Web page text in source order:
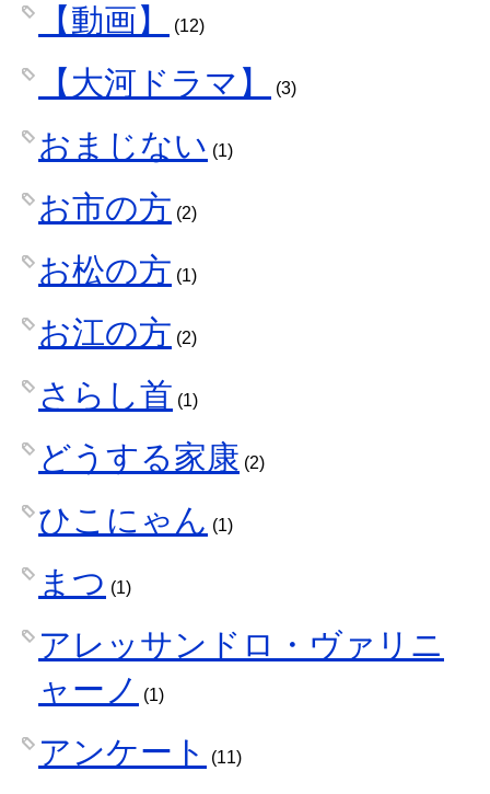
【動画】 (12)
【大河ドラマ】 (3)
おまじない (1)
お市の方 (2)
お松の方 (1)
お江の方 (2)
さらし首 (1)
どうする家康 (2)
ひこにゃん (1)
まつ (1)
アレッサンドロ・ヴァリニ
ャーノ
(1)
アンケート (11)